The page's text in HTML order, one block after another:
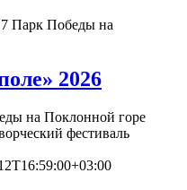
Парк Победы на
2026
на Поклонной горе
фестиваль